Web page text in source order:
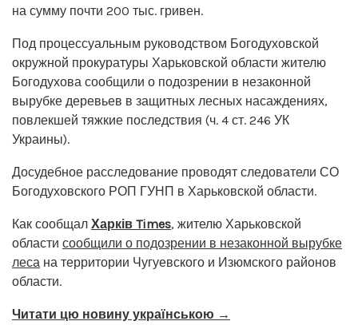
на сумму почти 200 тыс. гривен.
Под процессуальным руководством Богодуховской
окружной прокуратуры Харьковской области жителю
Богодухова сообщили о подозрении в незаконной
вырубке деревьев в защитных лесных насаждениях,
повлекшей тяжкие последствия (ч. 4 ст. 246 УК
Украины).
Досудебное расследование проводят следователи СО
Богодуховского РОП ГУНП в Харьковской области.
Как сообщал Харків Times, жителю Харьковской
области сообщили о подозрении в незаконной вырубке
леса на территории Чугуевского и Изюмского районов
области.
Читати цю новину українською →